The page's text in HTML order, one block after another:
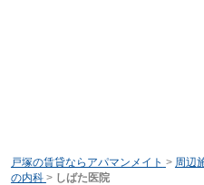
戸塚の賃貸ならアパマンメイト > 周辺
の内科 > しばた医院